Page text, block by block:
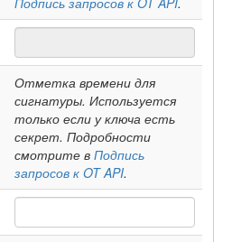
Отметка времени для
сигнатуры. Используется
только если у ключа есть
секрет. Подробности
смотрите в Подпись
запросов к OT API.